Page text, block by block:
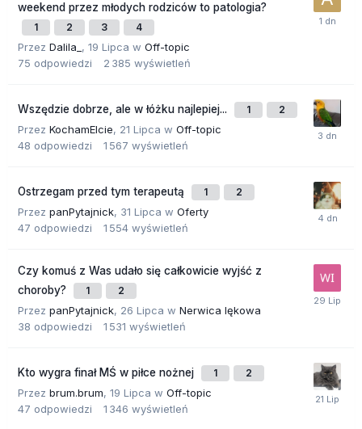
weekend przez młodych rodziców to patologia?
1 2 3 4
Przez Dalila_ , 19 Lipca w Off-topic
75 odpowiedzi 2 385 wyświetleń
Wszędzie dobrze, ale w łóżku najlepiej... 1 2
Przez KochamElcie, 21 Lipca w Off-topic
48 odpowiedzi 1 567 wyświetleń
Ostrzegam przed tym terapeutą 1 2
Przez panPytajnick, 31 Lipca w Oferty
47 odpowiedzi 1 554 wyświetleń
Czy komuś z Was udało się całkowicie wyjść z
choroby?
1 2
Przez panPytajnick, 26 Lipca w Nerwica lękowa
38 odpowiedzi 1 531 wyświetleń
Kto wygra finał MŚ w piłce nożnej 1 2
Przez brum.brum, 19 Lipca w Off-topic
47 odpowiedzi 1 346 wyświetleń